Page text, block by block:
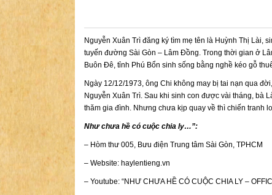
Nguyễn Xuân Trì đăng ký tìm mẹ tên là Huỳnh Thị Lài,
tuyến đường Sài Gòn – Lâm Đồng. Trong thời gian ở
Buôn Đê, tỉnh Phú Bổn sinh sống bằng nghề kéo gỗ
Ngày 12/12/1973, ông Chi không may bị tai nạn qua
Nguyễn Xuân Trì. Sau khi sinh con được vài tháng, bà
thăm gia đình. Nhưng chưa kịp quay về thì chiến tranh
Như chưa hề có cuộc chia ly…”:
– Hòm thư 005, Bưu điện Trung tâm Sài Gòn, TPHCM
– Website: haylentieng.vn
– Youtube: “NHƯ CHƯA HỀ CÓ CUỘC CHIA LY –